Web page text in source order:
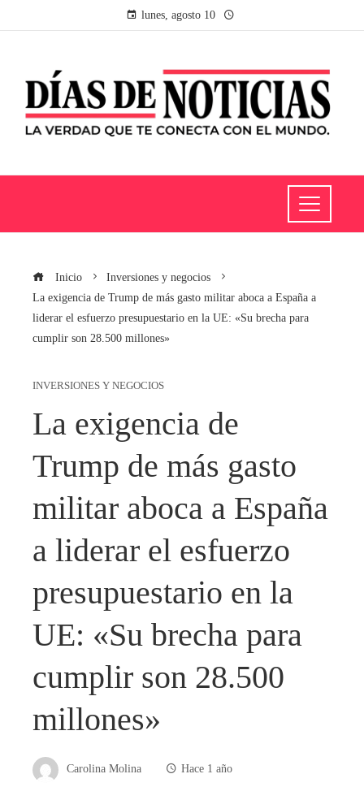
lunes, agosto 10
Inicio
Inversiones y negocios
La exigencia de Trump de más gasto militar aboca a España a
liderar el esfuerzo presupuestario en la UE: «Su brecha para
cumplir son 28.500 millones»
INVERSIONES Y NEGOCIOS
La exigencia de
Trump de más gasto
militar aboca a España
a liderar el esfuerzo
presupuestario en la
UE: «Su brecha para
cumplir son 28.500
millones»
Carolina Molina Hace 1 año